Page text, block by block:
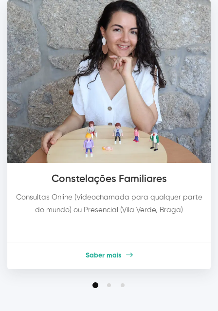
Constelações Familiares
Consultas Online (Videochamada para qualquer parte
do mundo) ou Presencial (Vila Verde, Braga)
Saber mais